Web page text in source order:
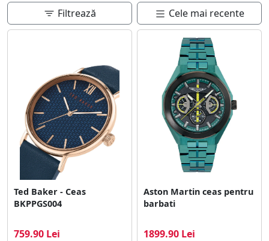
Filtrează Cele mai recente
Ted Baker - Ceas
BKPPGS004
759.90 Lei
Aston Martin ceas pentru
barbati
1899.90 Lei